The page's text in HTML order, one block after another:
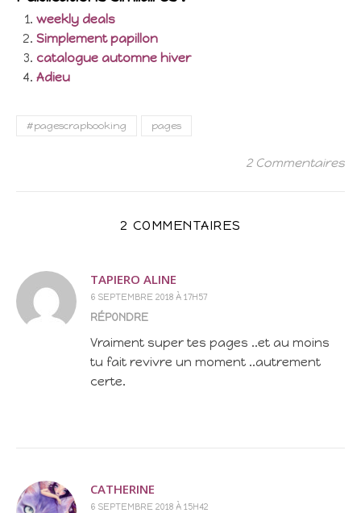
weekly deals
Simplement papillon
catalogue automne hiver
Adieu
#pagescrapbooking pages
2 Commentaires
2 COMMENTAIRES
TAPIERO ALINE
6 SEPTEMBRE 2018 À 17H57
RÉPONDRE
Vraiment super tes pages ..et au moins
tu fait revivre un moment ..autrement
certe.
CATHERINE
6 SEPTEMBRE 2018 À 15H42